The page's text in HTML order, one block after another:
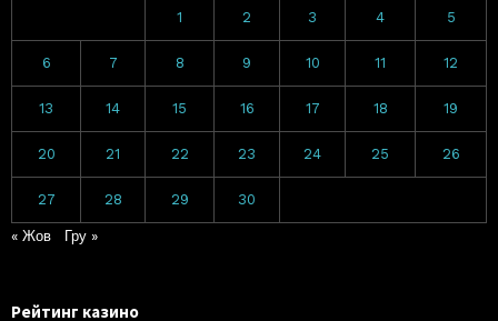
1 2 3 4 5
6 7 8 9 10 11 12
13 14 15 16 17 18 19
20 21 22 23 24 25 26
27 28 29 30
« Жов Гру »
Рейтинг казино